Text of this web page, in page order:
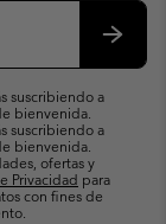
suscribiendo a
bienvenida.
suscribiendo a
bienvenida.
ofertas y
Privacidad para
con fines de